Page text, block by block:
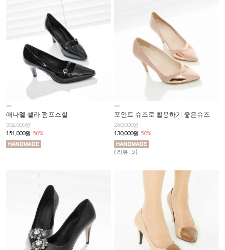
애나멜 셀라 펌프스힐
302,000원
151,000원 50%
포인트 슈즈로 활용하기 좋은슈즈
260,000원
130,000원 50%
( 리뷰 : 5 )